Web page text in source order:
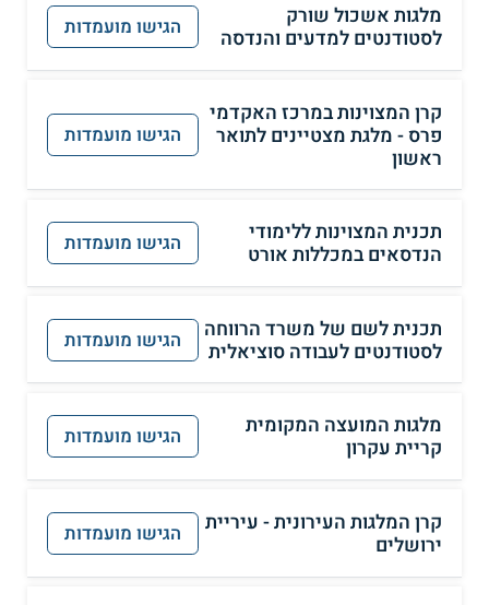
מלגות אשכול שורק
לסטודנטים למדעים והנדסה
הגישו מועמדות
קרן המצוינות במרכז האקדמי
פרס - מלגת מצטיינים לתואר
ראשון
הגישו מועמדות
תכנית המצוינות ללימודי
הנדסאים במכללות אורט
הגישו מועמדות
תכנית לשם של משרד הרווחה
לסטודנטים לעבודה סוציאלית
הגישו מועמדות
מלגות המועצה המקומית
קריית עקרון
הגישו מועמדות
קרן המלגות העירונית - עיריית
ירושלים
הגישו מועמדות